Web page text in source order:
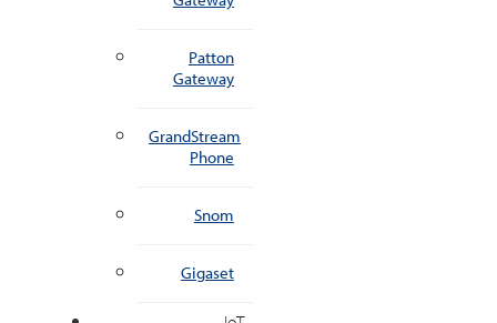
Patton
Gateway
GrandStream
Phone
Snom
Gigaset